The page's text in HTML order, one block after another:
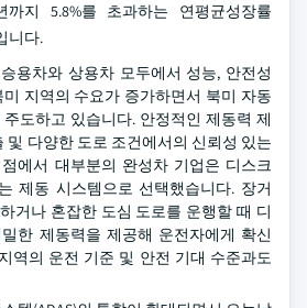
까지 5.8%를 초과하는 연평균성장률
니다.
용차와 상용차 모두에서 성능, 안전성
지역의 수요가 증가하면서 북미 자동
도하고 있습니다. 안정적인 제동력 제
및 다양한 도로 조건에서의 신뢰성 있는
에서 대부분의 완성차 기업은 디스크
제동 시스템으로 선택했습니다. 장거
거나 혼잡한 도심 도로를 운행할 때 디
한 제동력을 제공해 운전자에게 확신
역의 운전 기준 및 안전 기대 수준과도